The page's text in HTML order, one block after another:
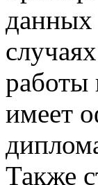
работы
имеет
Также